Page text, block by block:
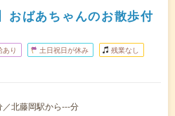
おばあちゃんのお散歩付
あり 土日祝日が休み 残業なし
北藤岡駅から---分